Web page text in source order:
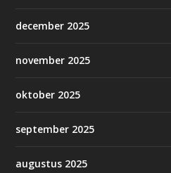
december 2025
november 2025
oktober 2025
september 2025
augustus 2025